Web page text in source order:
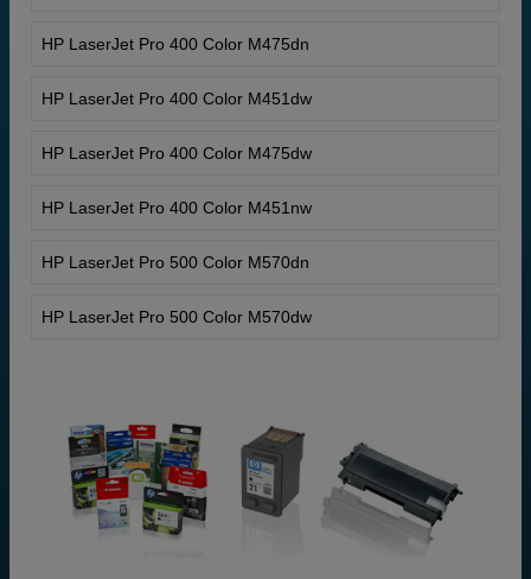
HP LaserJet Pro 400 Color M475dn
HP LaserJet Pro 400 Color M451dw
HP LaserJet Pro 400 Color M475dw
HP LaserJet Pro 400 Color M451nw
HP LaserJet Pro 500 Color M570dn
HP LaserJet Pro 500 Color M570dw